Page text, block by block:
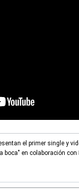
el primer single y
boca" en colaboración